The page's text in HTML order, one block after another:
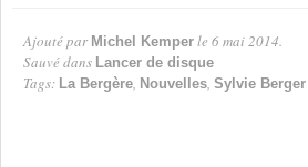
Ajouté par Michel Kemper le 6 mai 2014.
Sauvé dans Lancer de disque
Tags: La Bergère, Nouvelles, Sylvie Berger